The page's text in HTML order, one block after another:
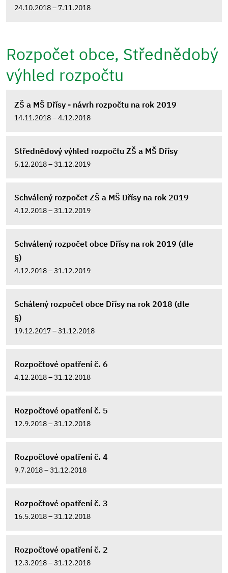
24.10.2018 – 7.11.2018
Rozpočet obce, Střednědobý
výhled rozpočtu
ZŠ a MŠ Dřísy - návrh rozpočtu na rok 2019
14.11.2018 – 4.12.2018
Střednědový výhled rozpočtu ZŠ a MŠ Dřísy
5.12.2018 – 31.12.2019
Schválený rozpočet ZŠ a MŠ Dřísy na rok 2019
4.12.2018 – 31.12.2019
Schválený rozpočet obce Dřísy na rok 2019 (dle
§)
4.12.2018 – 31.12.2019
Schálený rozpočet obce Dřísy na rok 2018 (dle
§)
19.12.2017 – 31.12.2018
Rozpočtové opatření č. 6
4.12.2018 – 31.12.2018
Rozpočtové opatření č. 5
12.9.2018 – 31.12.2018
Rozpočtové opatření č. 4
9.7.2018 – 31.12.2018
Rozpočtové opatření č. 3
16.5.2018 – 31.12.2018
Rozpočtové opatření č. 2
12.3.2018 – 31.12.2018